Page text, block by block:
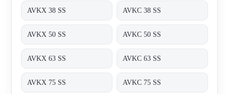
AVKX 38 SS AVKC 38 SS
AVKX 50 SS AVKC 50 SS
AVKX 63 SS AVKC 63 SS
AVKX 75 SS AVKC 75 SS